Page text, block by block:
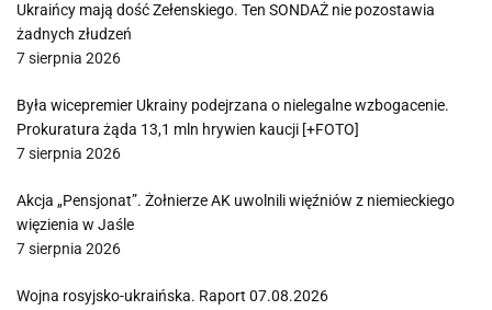
Ukraińcy mają dość Zełenskiego. Ten SONDAŻ nie pozostawia
żadnych złudzeń
7 sierpnia 2026
Była wicepremier Ukrainy podejrzana o nielegalne wzbogacenie.
Prokuratura żąda 13,1 mln hrywien kaucji [+FOTO]
7 sierpnia 2026
Akcja „Pensjonat”. Żołnierze AK uwolnili więźniów z niemieckiego
więzienia w Jaśle
7 sierpnia 2026
Wojna rosyjsko-ukraińska. Raport 07.08.2026